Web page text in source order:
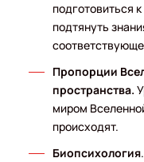
подготовиться
подтянуть
Пропорции
пространства.
миром
происходят.
Биопсихология